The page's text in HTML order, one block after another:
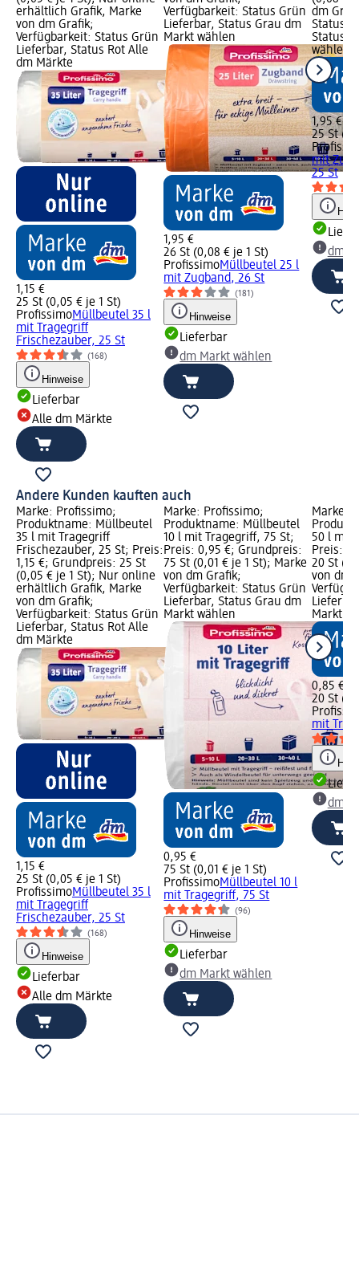
erhältlich Grafik, Marke
von dm Grafik;
Verfügbarkeit: Status Grün
Lieferbar, Status Rot Alle
dm Märkte
1,15 €
25 St (0,05 € je 1 St)
ProfissimoMüllbeutel 35 l
mit Tragegriff
Frischezauber, 25 St
(168)
Hinweise
Lieferbar
Alle dm Märkte
Verfügbarkeit: Status Grün
Lieferbar, Status Grau dm
Markt wählen
1,95 €
26 St (0,08 € je 1 St)
ProfissimoMüllbeutel 25 l
mit Zugband, 26 St
(181)
Hinweise
Lieferbar
dm Markt wählen
dm
Status
Status
wählen
1,95 €
25 St
mit
25 St
dm
Andere Kunden kauften auch
Marke: Profissimo;
Produktname: Müllbeutel
35 l mit Tragegriff
Frischezauber, 25 St; Preis:
1,15 €; Grundpreis: 25 St
(0,05 € je 1 St); Nur online
erhältlich Grafik, Marke
von dm Grafik;
Verfügbarkeit: Status Grün
Lieferbar, Status Rot Alle
dm Märkte
1,15 €
25 St (0,05 € je 1 St)
ProfissimoMüllbeutel 35 l
mit Tragegriff
Frischezauber, 25 St
(168)
Hinweise
Lieferbar
Alle dm Märkte
Marke: Profissimo;
Produktname: Müllbeutel
10 l mit Tragegriff, 75 St;
Preis: 0,95 €; Grundpreis:
75 St (0,01 € je 1 St); Marke
von dm Grafik;
Verfügbarkeit: Status Grün
Lieferbar, Status Grau dm
Markt wählen
0,95 €
75 St (0,01 € je 1 St)
ProfissimoMüllbeutel 10 l
mit Tragegriff, 75 St
(96)
Hinweise
Lieferbar
dm Markt wählen
Marke:
50 l mit
Preis:
20 St
von dm
Markt
0,85 €
20 St
mit
dm